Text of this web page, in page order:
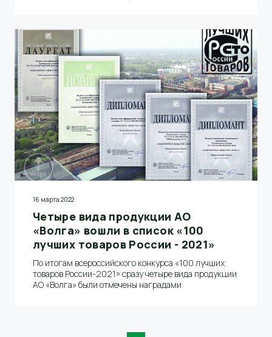
16 марта 2022
Четыре вида продукции АО
«Волга» вошли в список «100
лучших товаров России - 2021»
По итогам всероссийского конкурса «100 лучших
товаров России-2021» сразу четыре вида продукции
АО «Волга» были отмечены наградами